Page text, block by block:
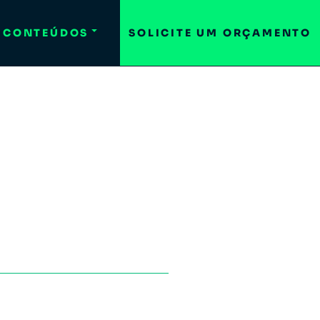
CONTEÚDOS SOLICITE UM ORÇAMENTO